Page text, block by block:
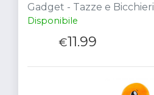
Gadget - Tazze e Bicchieri
Disponibile
€11.99